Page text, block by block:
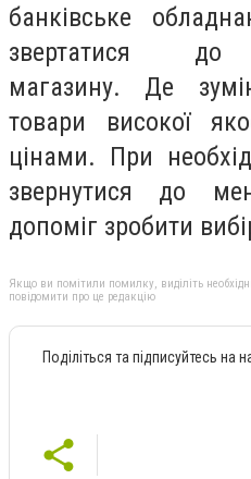
банківське
звертатися до
магазину. Де
товари високої
цінами. При
звернутися до
допоміг зробити
Якщо ви помітили помилку, виділіть
повідомити про це редакцію
Поділіться та підписуйтесь на